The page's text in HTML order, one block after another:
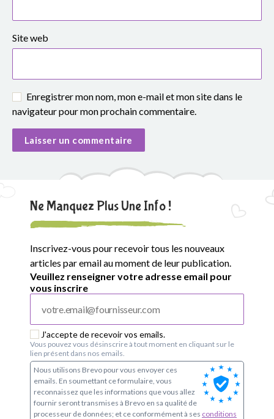
n
V
e
i
Site web
Enregistrer mon nom, mon e-mail et mon site dans le
navigateur pour mon prochain commentaire.
Ne Manquez Plus Une Info !
Inscrivez-vous pour recevoir tous les nouveaux
articles par email au moment de leur publication.
Veuillez renseigner votre adresse email pour
vous inscrire
J'accepte de recevoir vos emails.
Vous pouvez vous désinscrire à tout moment en cliquant sur le
lien présent dans nos emails.
Nous utilisons Brevo pour vous envoyer ces
emails. En soumettant ce formulaire, vous
reconnaissez que les informations que vous allez
fournir seront transmises à Brevo en sa qualité de
processeur de données; et ce conformément à ses conditions